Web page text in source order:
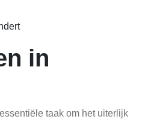
in
taak om het uiterlijk